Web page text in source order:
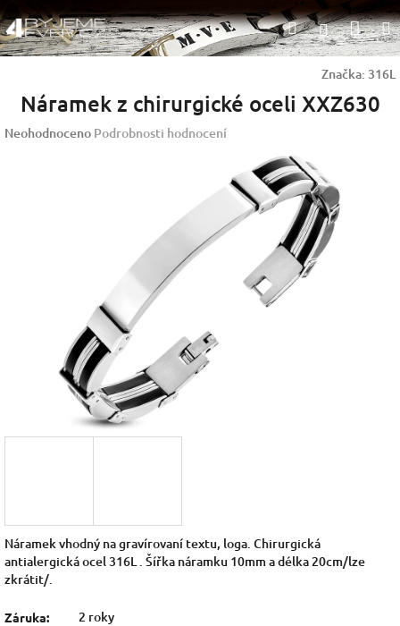
na
obsah
HledatPřihlášení
Značka: 316L
Náramek z chirurgické oceli XXZ630
Průměrné
Neohodnoceno Podrobnosti hodnocení
Náramek vhodný na gravírovaní textu, loga. Chirurgická
antialergická ocel 316L . Šířka náramku 10mm a délka 20cm/lze
zkrátit/.
Záruka: 2 roky